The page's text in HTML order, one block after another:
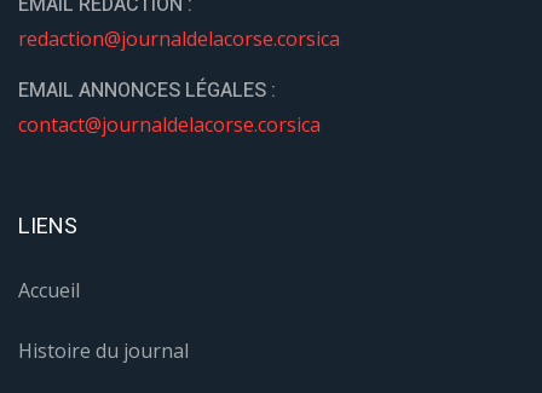
redaction@journaldelacorse.corsica
EMAIL ANNONCES LÉGALES :
contact@journaldelacorse.corsica
LIENS
Accueil
Histoire du journal